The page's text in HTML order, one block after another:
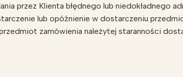
przez Klienta błędnego lub niedokładnego
lub opóźnienie w dostarczeniu
zamówienia należytej staranności